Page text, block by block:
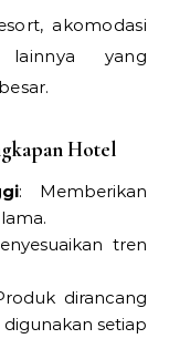
akomodasi
yang
Hotel
: Memberikan
tren
dirancang
setiap